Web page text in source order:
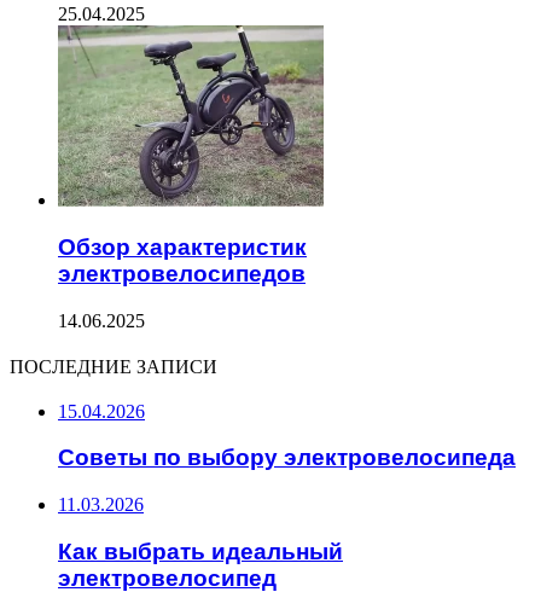
25.04.2025
Обзор характеристик
электровелосипедов
14.06.2025
ПОСЛЕДНИЕ ЗАПИСИ
15.04.2026
Советы по выбору электровелосипеда
11.03.2026
Как выбрать идеальный
электровелосипед